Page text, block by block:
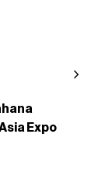
Expo